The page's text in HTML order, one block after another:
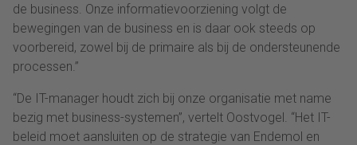
de business. Onze informatievoorziening volgt de
bewegingen van de business en is daar ook steeds op
voorbereid, zowel bij de primaire als bij de ondersteunende
processen.”
“De IT-manager houdt zich bij onze organisatie met name
bezig met business-systemen”, vertelt Oostvogel. “Het IT-
beleid moet aansluiten op de strategie van Endemol en